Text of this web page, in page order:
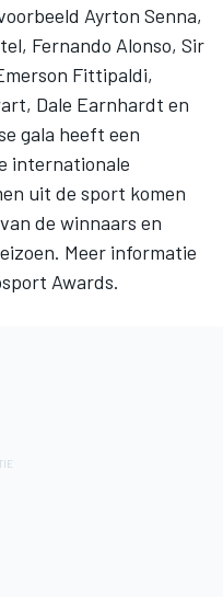
Ayrton Senna,
Fernando Alonso, Sir
Fittipaldi,
Dale Earnhardt en
gala heeft een
internationale
uit de sport komen
de winnaars en
Meer informatie
Awards.